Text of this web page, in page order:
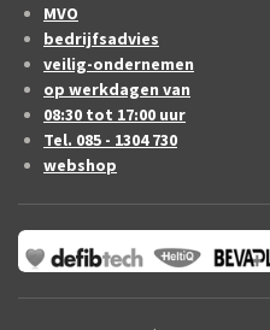
MVO
bedrijfsadvies
veilig-ondernemen
op werkdagen van
08:30 tot 17:00 uur
Tel. 085 - 1304 730
webshop